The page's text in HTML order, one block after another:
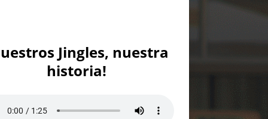
Jingles, nuestra
historia!